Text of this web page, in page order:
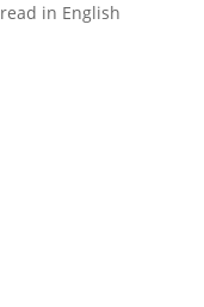
read in English